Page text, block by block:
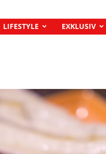
LIFESTYLE EXKLUSIV